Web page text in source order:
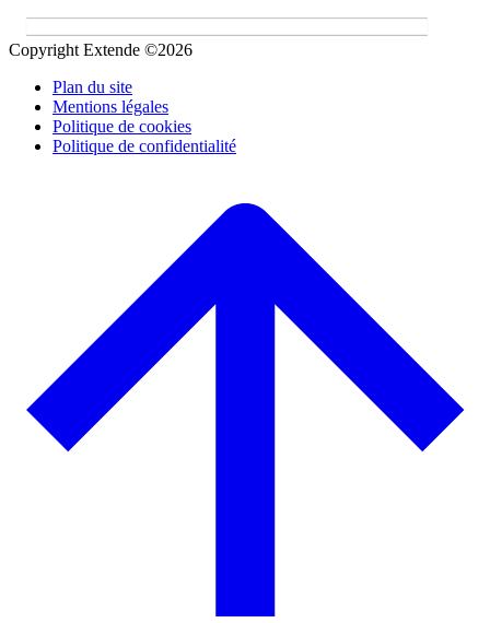
Copyright Extende ©2026
Plan du site
Mentions légales
Politique de cookies
Politique de confidentialité